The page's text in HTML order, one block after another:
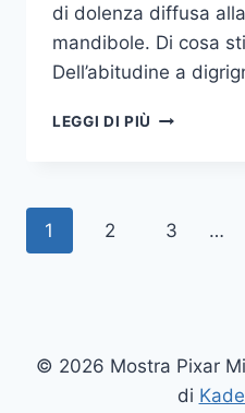
di dolenza diffusa
mandibole. Di cosa
Dell’abitudine a
LEGGI DI PIÙ COME
TUTTE
NOTTE
Navigazione
1 2 3 …
© 2026 Mostra Pixar
di